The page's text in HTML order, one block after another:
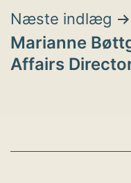
Næste indlæg
Marianne
Affairs